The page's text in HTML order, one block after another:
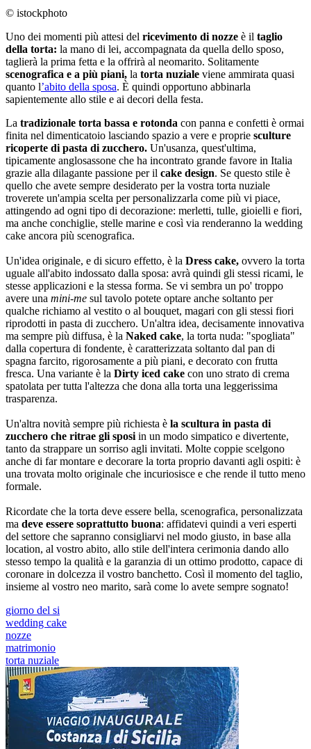
© istockphoto
Uno dei momenti più attesi del ricevimento di nozze è il taglio
della torta: la mano di lei, accompagnata da quella dello sposo,
taglierà la prima fetta e la offrirà al neomarito. Solitamente
scenografica e a più piani, la torta nuziale viene ammirata quasi
quanto l’abito della sposa. È quindi opportuno abbinarla
sapientemente allo stile e ai decori della festa.
La tradizionale torta bassa e rotonda con panna e confetti è ormai
finita nel dimenticatoio lasciando spazio a vere e proprie sculture
ricoperte di pasta di zucchero. Un'usanza, quest'ultima,
tipicamente anglosassone che ha incontrato grande favore in Italia
grazie alla dilagante passione per il cake design. Se questo stile è
quello che avete sempre desiderato per la vostra torta nuziale
troverete un'ampia scelta per personalizzarla come più vi piace,
attingendo ad ogni tipo di decorazione: merletti, tulle, gioielli e fiori,
ma anche conchiglie, stelle marine e così via renderanno la wedding
cake ancora più scenografica.
Un'idea originale, e di sicuro effetto, è la Dress cake, ovvero la torta
uguale all'abito indossato dalla sposa: avrà quindi gli stessi ricami, le
stesse applicazioni e la stessa forma. Se vi sembra un po' troppo
avere una mini-me sul tavolo potete optare anche soltanto per
qualche richiamo al vestito o al bouquet, magari con gli stessi fiori
riprodotti in pasta di zucchero. Un'altra idea, decisamente innovativa
ma sempre più diffusa, è la Naked cake, la torta nuda: "spogliata"
dalla copertura di fondente, è caratterizzata soltanto dal pan di
spagna farcito, rigorosamente a più piani, e decorato con frutta
fresca. Una variante è la Dirty iced cake con uno strato di crema
spatolata per tutta l'altezza che dona alla torta una leggerissima
trasparenza.
Un'altra novità sempre più richiesta è la scultura in pasta di
zucchero che ritrae gli sposi in un modo simpatico e divertente,
tanto da strappare un sorriso agli invitati. Molte coppie scelgono
anche di far montare e decorare la torta proprio davanti agli ospiti: è
una trovata molto originale che incuriosisce e che rende il tutto meno
formale.
Ricordate che la torta deve essere bella, scenografica, personalizzata
ma deve essere soprattutto buona: affidatevi quindi a veri esperti
del settore che sapranno consigliarvi nel modo giusto, in base alla
location, al vostro abito, allo stile dell'intera cerimonia dando allo
stesso tempo la qualità e la garanzia di un ottimo prodotto, capace di
coronare in dolcezza il vostro banchetto. Così il momento del taglio,
insieme al vostro neo marito, sarà come lo avete sempre sognato!
giorno del si
wedding cake
nozze
matrimonio
torta nuziale